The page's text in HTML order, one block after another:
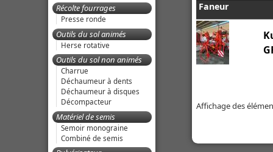
Récolte fourrages
Presse ronde
Outils du sol animés
Herse rotative
Outils du sol non animés
Charrue
Déchaumeur à dents
Déchaumeur à disques
Décompacteur
Matériel de semis
Semoir monograine
Combiné de semis
Faneur
Affichage des